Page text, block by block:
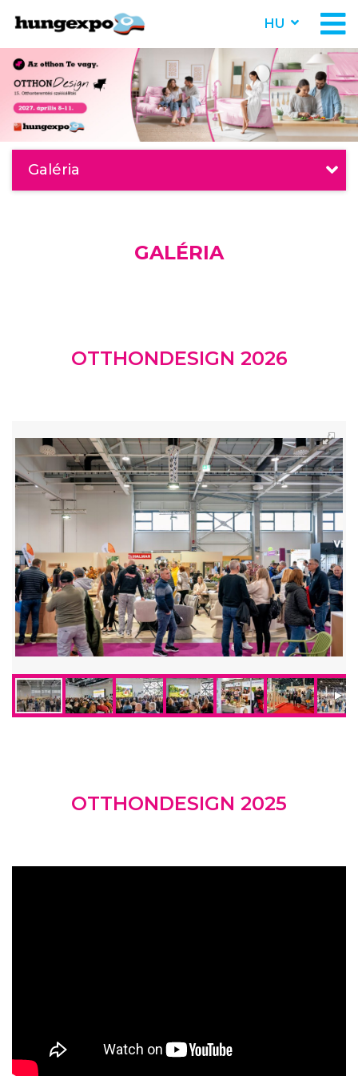
HU
Galéria
GALÉRIA
OTTHONDESIGN 2026
OTTHONDESIGN 2025